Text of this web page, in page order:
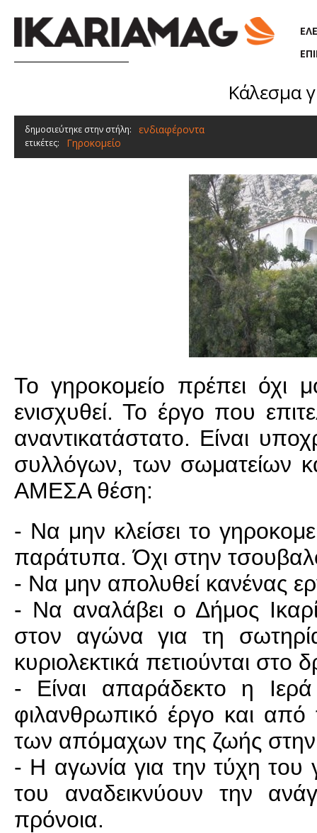
Κάλεσμα
δημοσιεύτηκε στην στήλη: ενδιαφέροντα
ετικέτες: Γηροκομείο
Το γηροκομείο πρέπει όχι
ενισχυθεί. Το έργο που
αναντικατάστατο. Είναι
συλλόγων, των σωματείων
ΑΜΕΣΑ θέση:
- Να μην κλείσει το
παράτυπα. Όχι στην
- Να μην απολυθεί κανένας
- Να αναλάβει ο Δήμος
στον αγώνα για τη
κυριολεκτικά πετιούνται στο
- Είναι απαράδεκτο η
φιλανθρωπικό έργο και από
των απόμαχων της ζωής
- Η αγωνία για την τύχη του
του αναδεικνύουν την
πρόνοια.